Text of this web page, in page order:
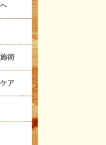
術
ア